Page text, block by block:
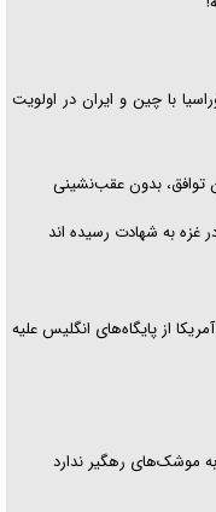
با چین و ایران در اولویت
توافق، بدون عقب‌نشینی
از پایگاه‌های انگلیس علیه
به موشک‌های رهگیر ندارد